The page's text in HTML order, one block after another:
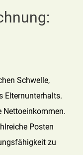
Schwelle,
Elternunterhalts.
Nettoeinkommen.
Posten
zu